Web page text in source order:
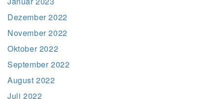
Dezember 2022
November 2022
Oktober 2022
September 2022
August 2022
Juli 2022